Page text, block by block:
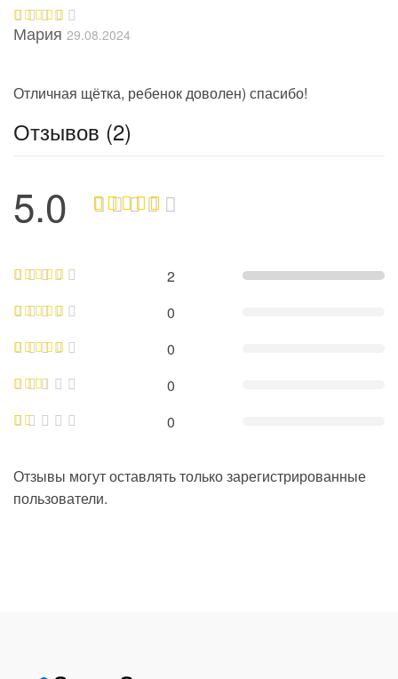
Оценка5
из 5
Мария 29.08.2024
Отличная щётка, ребенок доволен) спасибо!
Отзывов (2)
5.0
2
0
0
0
0
Отзывы могут оставлять только зарегистрированные
пользователи.